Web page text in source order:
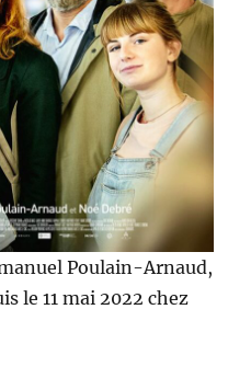
Poulain-Arnaud,
le 11 mai 2022 chez